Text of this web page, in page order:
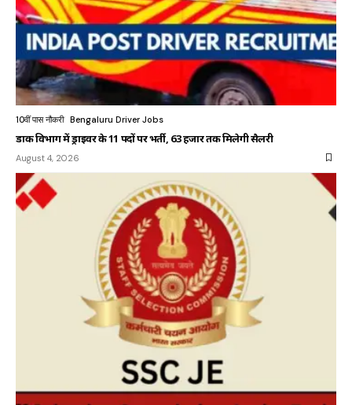
10वीं पास नौकरी Bengaluru Driver Jobs
डाक विभाग में ड्राइवर के 11 पदों पर भर्ती, 63 हजार तक मिलेगी सैलरी
August 4, 2026